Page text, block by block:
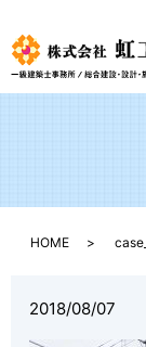
HOME
2018/08/07